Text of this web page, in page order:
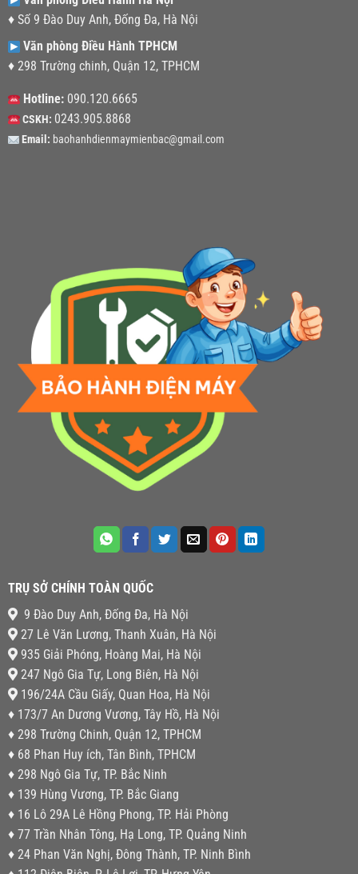
♦ Số 9 Đào Duy Anh, Đống Đa, Hà Nội
Văn phòng Điều Hành TPHCM
♦ 298 Trường chinh, Quận 12, TPHCM
Hotline:090.120.6665
CSKH: 0243.905.8868
Email: baohanhdienmaymienbac@gmail.com
TRỤ SỞ CHÍNH TOÀN QUỐC
9 Đào Duy Anh, Đống Đa, Hà Nội
27 Lê Văn Lương, Thanh Xuân, Hà Nội
935 Giải Phóng, Hoàng Mai, Hà Nội
247 Ngô Gia Tự, Long Biên, Hà Nội
196/24A Cầu Giấy, Quan Hoa, Hà Nội
♦ 173/7 An Dương Vương, Tây Hồ, Hà Nội
♦ 298 Trường Chinh, Quận 12, TPHCM
♦ 68 Phan Huy ích, Tân Bình, TPHCM
♦ 298 Ngô Gia Tự, TP. Bắc Ninh
♦ 139 Hùng Vương, TP. Bắc Giang
♦ 16 Lô 29A Lê Hồng Phong, TP. Hải Phòng
♦ 77 Trần Nhân Tông, Hạ Long, TP. Quảng Ninh
♦ 24 Phan Văn Nghị, Đông Thành, TP. Ninh Bình